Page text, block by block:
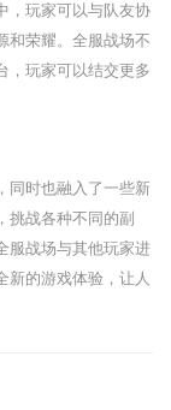
，玩家可以与队友协
和荣耀。全服战场不
，玩家可以结交更多
同时也融入了一些新
挑战各种不同的副
服战场与其他玩家进
新的游戏体验，让人